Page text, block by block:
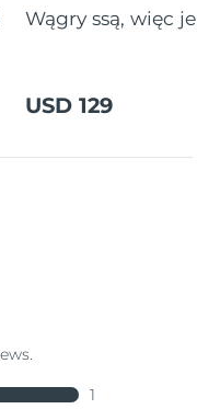
Wągry ssą, więc
USD 129